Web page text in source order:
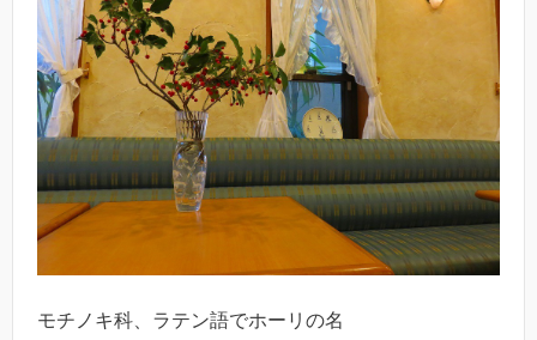
モチノキ科、ラテン語でホーリの名